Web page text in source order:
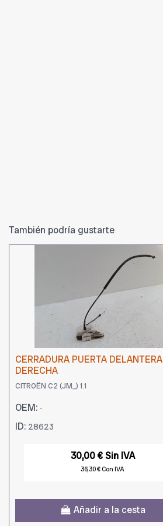
También podría gustarte
CERRADURA PUERTA DELANTERA
DERECHA
CITROËN C2 (JM_) 1.1
OEM: -
ID: 28623
30,00 € Sin IVA
36,30 € Con IVA
Añadir a la cesta